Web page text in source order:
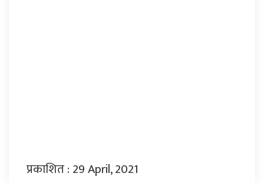
प्रकाशित : 29 April, 2021